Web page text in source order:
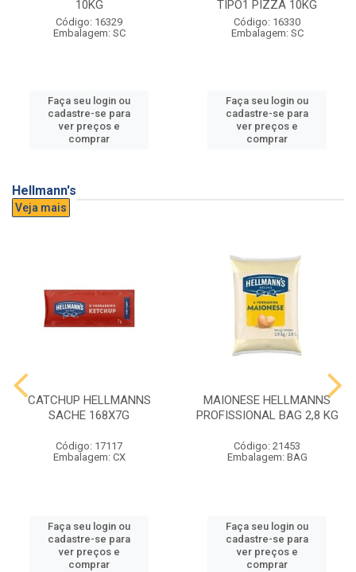
10KG
Código: 16329
Embalagem: SC
Faça seu login ou
cadastre-se para
ver preços e
comprar
TIPO1 PIZZA 10KG
Código: 16330
Embalagem: SC
Faça seu login ou
cadastre-se para
ver preços e
comprar
Hellmann's
Veja mais
CATCHUP HELLMANNS
SACHE 168X7G
Código: 17117
Embalagem: CX
Faça seu login ou
cadastre-se para
ver preços e
comprar
MAIONESE HELLMANNS
PROFISSIONAL BAG 2,8 KG
Código: 21453
Embalagem: BAG
Faça seu login ou
cadastre-se para
ver preços e
comprar